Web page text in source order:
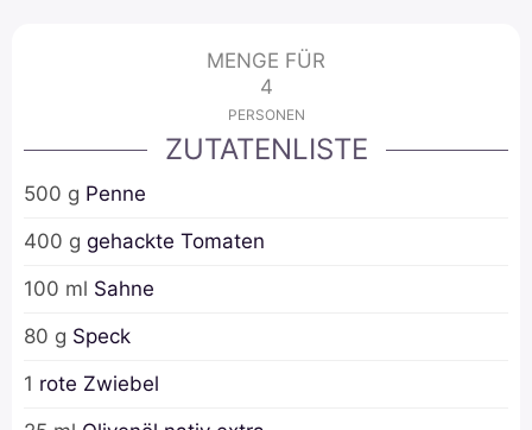
MENGE FÜR
4
PERSONEN
ZUTATENLISTE
500 g Penne
400 g gehackte Tomaten
100 ml Sahne
80 g Speck
1 rote Zwiebel